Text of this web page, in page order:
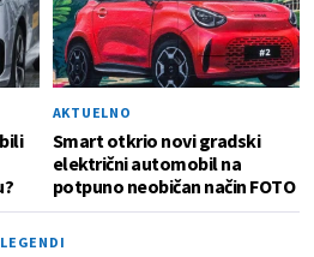
AKTUELNO
Smart otkrio novi gradski
električni automobil na
potpuno neobičan način FOTO